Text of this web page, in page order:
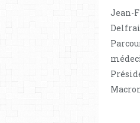
Jean-